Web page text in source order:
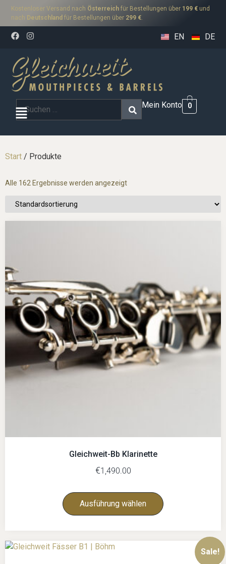
Kostenloser Versand nach Österreich für Bestellungen über 199 € und
nach Deutschland für Bestellungen über 299 €.
EN DE
Mein Konto 0
Start / Produkte
Alle 162 Ergebnisse werden angezeigt
Gleichweit-Bb Klarinette
€1,490.00
Ausführung wählen
Sale!